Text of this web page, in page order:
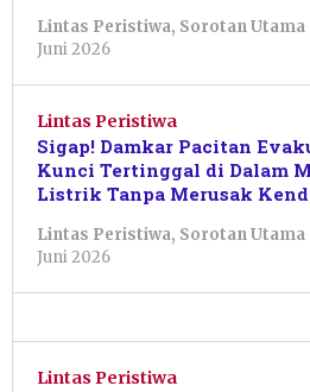
Lintas Peristiwa, Sorotan Utama
Juni 2026
Lintas Peristiwa
Sigap! Damkar Pacitan
Kunci Tertinggal di Dalam
Listrik Tanpa Merusak
Lintas Peristiwa, Sorotan Utama
Juni 2026
Lintas Peristiwa